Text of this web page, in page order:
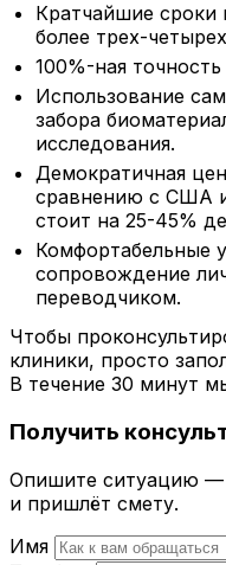
Кратчайшие сроки
более трех-
100%-ная точность
Использование
забора
исследования.
Демократичная
сравнению с США
стоит на 25-45%
Комфортабельные
сопровождение
переводчиком.
Чтобы
клиники, просто
В течение 30 минут
Получить
Опишите ситуацию —
и пришлёт смету.
Имя